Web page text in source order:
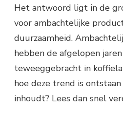
Het antwoord ligt in de
voor ambachtelijke
duurzaamheid.
hebben de afgelopen
teweeggebracht in
hoe deze trend is
inhoudt? Lees dan snel